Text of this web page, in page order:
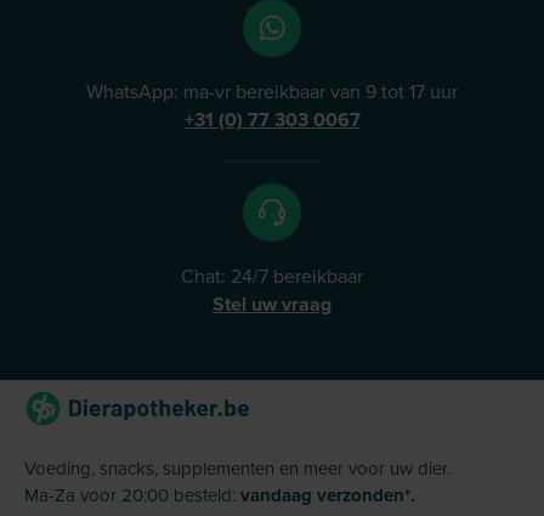
WhatsApp: ma-vr bereikbaar van 9 tot 17 uur
+31 (0) 77 303 0067
Chat: 24/7 bereikbaar
Stel uw vraag
Voeding, snacks, supplementen en meer voor uw dier.
Ma-Za voor 20:00 besteld: vandaag verzonden*.